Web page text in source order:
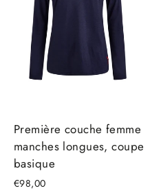
Première couche femme
manches longues, coupe
basique
€98,00